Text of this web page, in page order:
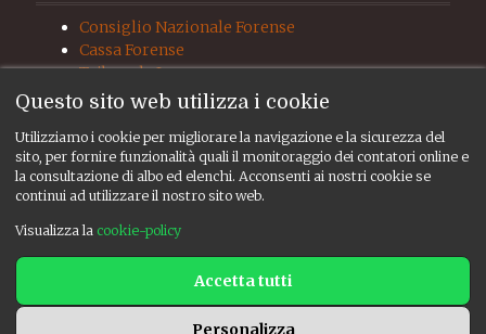
Consiglio Nazionale Forense
Cassa Forense
Tribunale Ivrea
Procura Ivrea
UNEP
RISORSE
Consiglio
Bacheca
Questo sito web utilizza i cookie
Utilizziamo i cookie per migliorare la navigazione e la sicurezza del
sito, per fornire funzionalità quali il monitoraggio dei contatori online e
la consultazione di albo ed elenchi. Acconsenti ai nostri cookie se
continui ad utilizzare il nostro sito web.
Visualizza la cookie-policy
Personalizza
Accetta tutti